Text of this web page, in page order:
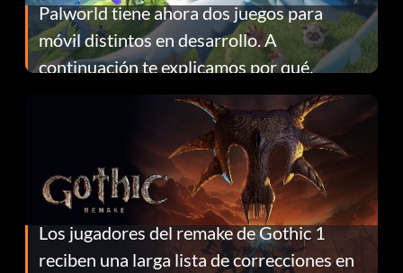
Palworld tiene ahora dos juegos para
móvil distintos en desarrollo. A
continuación te explicamos por qué.
Los jugadores del remake de Gothic 1
reciben una larga lista de correcciones en